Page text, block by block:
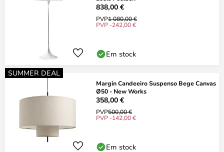
838,00 €
PVP1 080,00 €
PVP -242,00 €
Em stock
SUMMER DEAL
Margin Candeeiro Suspenso Bege Canvas
Ø50 - New Works
358,00 €
PVP500,00 €
PVP -142,00 €
Em stock